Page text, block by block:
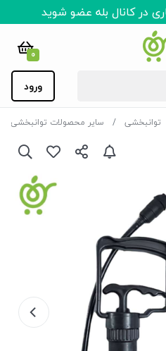
در کانال بله عضو شوید
0
ورود
توانبخشی سایر محصولات توانبخشی